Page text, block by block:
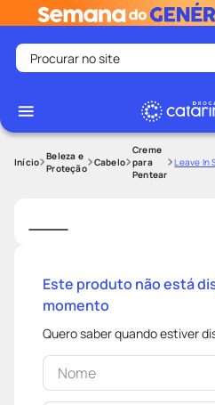
Procurar no site
1
protetor solar facial
5º
tadalafila
ozivy
teste gravidez
Beleza e
Proteção Cabelo
Creme
para
Pentear
Leave In
Este produto não está
momento
Quero saber quando estiver